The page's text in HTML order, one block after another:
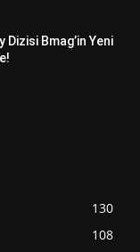
Dizisi Bmag’in Yeni
130
108